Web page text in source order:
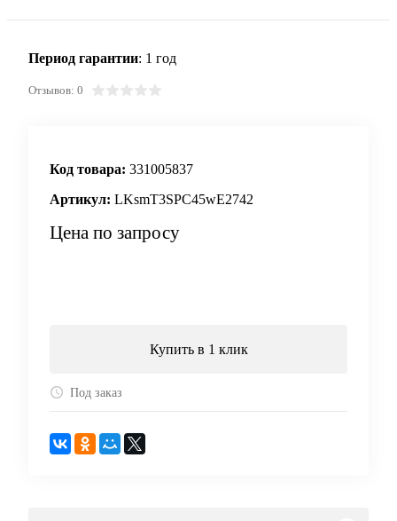
Период гарантии: 1 год
Отзывов: 0
Код товара: 331005837
Артикул: LKsmT3SPC45wE2742
Цена по запросу
Купить в 1 клик
Под заказ